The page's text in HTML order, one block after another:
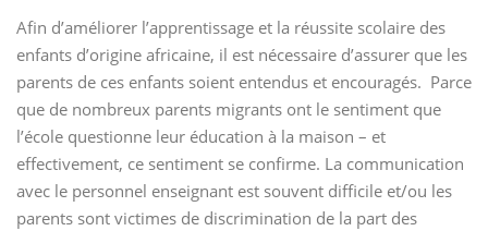
Afin d’améliorer l’apprentissage et la réussite scolaire des
enfants d’origine africaine, il est nécessaire d’assurer que les
parents de ces enfants soient entendus et encouragés. Parce
que de nombreux parents migrants ont le sentiment que
l’école questionne leur éducation à la maison – et
effectivement, ce sentiment se confirme. La communication
avec le personnel enseignant est souvent difficile et/ou les
parents sont victimes de discrimination de la part des